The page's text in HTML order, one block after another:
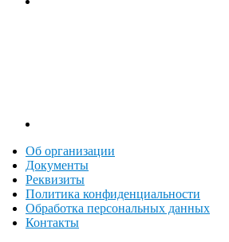
Об организации
Документы
Реквизиты
Политика конфиденциальности
Обработка персональных данных
Контакты